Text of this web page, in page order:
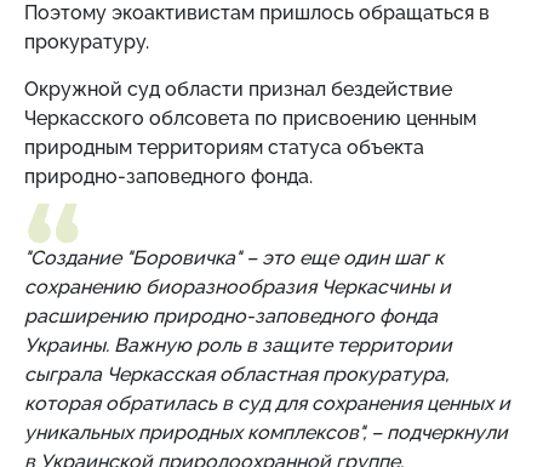
Поэтому экоактивистам пришлось обращаться в
прокуратуру.
Окружной суд области признал бездействие
Черкасского облсовета по присвоению ценным
природным территориям статуса объекта
природно-заповедного фонда.
"Создание "Боровичка" – это еще один шаг к
сохранению биоразнообразия Черкасчины и
расширению природно-заповедного фонда
Украины. Важную роль в защите территории
сыграла Черкасская областная прокуратура,
которая обратилась в суд для сохранения ценных и
уникальных природных комплексов", – подчеркнули
в Украинской природоохранной группе.